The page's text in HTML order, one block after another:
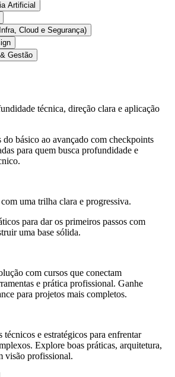
Artificial
Cloud e Segurança)
Gestão
técnica, direção clara e aplicação
do básico ao avançado com checkpoints
para quem busca profundidade e
uma trilha clara e progressiva.
para dar os primeiros passos com
uma base sólida.
com cursos que conectam
e prática profissional. Ganhe
para projetos mais completos.
e estratégicos para enfrentar
Explore boas práticas, arquitetura,
visão profissional.